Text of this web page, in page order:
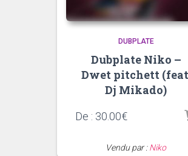
DUBPLATE
Dubplate Niko –
Dwet pitchett
Dj Mikado)
De : 30.00€
Vendu par :Niko